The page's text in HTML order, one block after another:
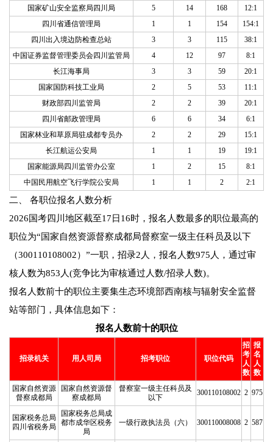
国家矿山安全监察局四川局
5 14 168
12:1
四川省通信管理局
1 1 154
154:1
四川出入境边防检查总站
3 3 115
38:1
中国证券监督管理委员会四川监管局
4 12 97
8:1
长江海事局
3 3 59
20:1
国家国防科技工业局
2 5 53
11:1
财政部四川监管局
2 2 39
20:1
四川省邮政管理局
6 6 34
6:1
国家林业和草原局驻成都专员办
2 2 29
15:1
长江航运公安局
1 1 19
19:1
国家能源局四川监管办公室
1 2 15
8:1
中国民用航空飞行学院公安局
1 1 2 2:1
二、 各职位报名人数分析
2026国考四川地区截至17日16时，报名人数最多的职位最高的
职位为“国家自然资源督察成都局督察室一级主任科员及以下
（300110108002）”一职，招录2人，报名人数975人，通过审
核人数为853人(竞争比为审核通过人数/招录人数)。
报名人数前十的职位主要集生态环境部西南核与辐射安全监督
站等部门，具体信息如下：
报名人数前十的职位
招录机关 用人司局 招考职位 职位代码
招
考
人
数
报
名
人
数
国家自然资源
督察成都局
国家自然资源督
察成都局
督察室一级主任科员及
以下
300110108002 2 975
国家税务总局
四川省税务局
国家税务总局成
都市成华区税务
局
一级行政执法员（六） 300110008008 2 587